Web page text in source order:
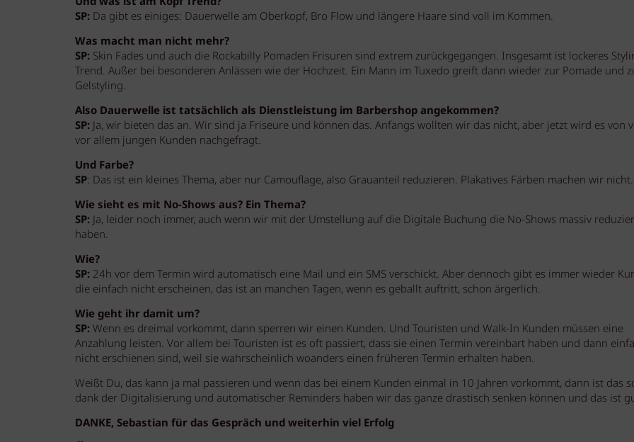
SP: Da gibt es einiges: Dauerwelle am Oberkopf, Bro Flow und längere Haare sind voll im Kommen.
Was macht man nicht mehr?
SP: Skin Fades und auch die Rockabilly Pomaden Frisuren sind extrem zurückgegangen. Insgesamt ist lockeres
Trend. Außer bei besonderen Anlässen wie der Hochzeit. Ein Mann im Tuxedo greift dann wieder zur Pomade und
Gelstyling.
Also Dauerwelle ist tatsächlich als Dienstleistung im Barbershop angekommen?
SP: Ja, wir bieten das an. Wir sind ja Friseure und können das. Anfangs wollten wir das nicht, aber jetzt wird es von
vor allem jungen Kunden nachgefragt.
Und Farbe?
SP: Das ist ein kleines Thema, aber nur Camouflage, also Grauanteil reduzieren. Plakatives Färben machen wir nicht.
Wie sieht es mit No-Shows aus? Ein Thema?
SP: Ja, leider noch immer, auch wenn wir mit der Umstellung auf die Digitale Buchung die No-Shows massiv
haben.
Wie?
SP: 24h vor dem Termin wird automatisch eine Mail und ein SMS verschickt. Aber dennoch gibt es immer wieder
die einfach nicht erscheinen, das ist an manchen Tagen, wenn es geballt auftritt, schon ärgerlich.
Wie geht ihr damit um?
SP: Wenn es dreimal vorkommt, dann sperren wir einen Kunden. Und Touristen und Walk-In Kunden müssen eine
Anzahlung leisten. Vor allem bei Touristen ist es oft passiert, dass sie einen Termin vereinbart haben und dann
nicht erschienen sind, weil sie wahrscheinlich woanders einen früheren Termin erhalten haben.
Weißt Du, das kann ja mal passieren und wenn das bei einem Kunden einmal in 10 Jahren vorkommt, dann ist das
dank der Digitalisierung und automatischer Reminders haben wir das ganze drastisch senken können und das ist
DANKE, Sebastian für das Gespräch und weiterhin viel Erfolg